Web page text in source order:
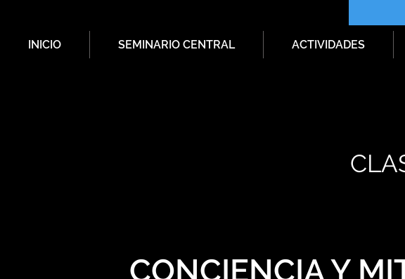
INICIO SEMINARIO CENTRAL ACTIVIDADES
CONCIENCIA Y